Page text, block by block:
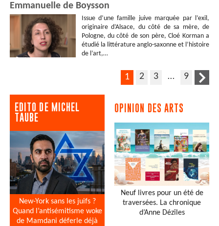
Emmanuelle de Boysson
Issue d’une famille juive marquée par l’exil,
originaire d’Alsace, du côté de sa mère, de
Pologne, du côté de son père, Cloé Korman a
étudié la littérature anglo-saxonne et l’histoire
de l’art,…
1 2 3 … 9
EDITO DE MICHEL
TAUBE
New-York sans les juifs ?
Quand l’antisémitisme woke
de Mamdani déferle déjà
OPINION DES ARTS
Neuf livres pour un été de
traversées. La chronique
d’Anne Dézîles